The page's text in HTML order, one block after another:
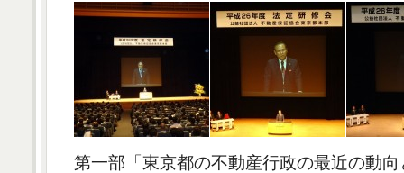
第一部「東京都の不動産行政の最近の動